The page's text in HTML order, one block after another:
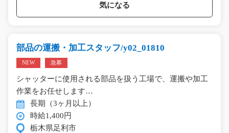
気になる
部品の運搬・加工スタッフ/y02_01810
NEW 急募
シャッターに使用される部品を扱う工場で、運搬や加工
作業をお任せします…
長期（3ヶ月以上）
時給1,400円
栃木県足利市